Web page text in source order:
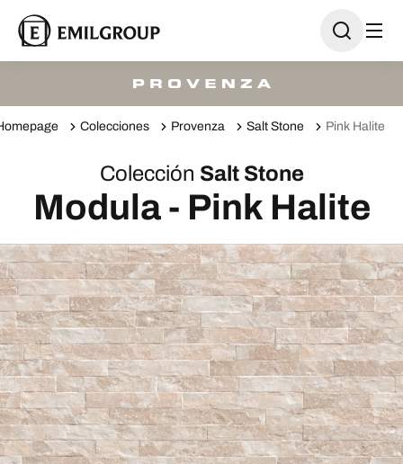
Colecciones Provenza Salt Stone Pink Halite
Colección Salt Stone
Modula - Pink Halite